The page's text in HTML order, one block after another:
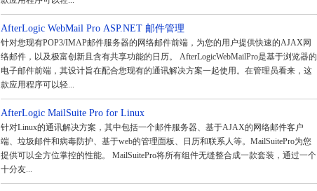
AfterLogic WebMail Pro ASP.NET 邮件管理
针对您现有POP3/IMAP邮件服务器的网络邮件前端，为您的用户提供快速的AJAX网
络邮件，以及极富创新且含有共享功能的日历。 AfterLogicWebMailPro是基于浏览器的
电子邮件前端，其设计旨在配合您现有的通讯解决方案一起使用。在管理员看来，这
款应用程序可以轻...
AfterLogic MailSuite Pro for Linux
针对Linux的通讯解决方案，其中包括一个邮件服务器、基于AJAX的网络邮件客户
端、垃圾邮件和病毒防护、基于web的管理面板、日历和联系人等。MailSuitePro为您
提供可以全方位掌控的性能。 MailSuitePro将所有组件无缝整合成一款套装，通过一个
十分友...